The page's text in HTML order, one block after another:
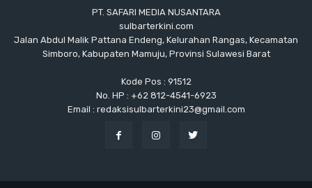
PT. SAFARI MEDIA NUSANTARA
sulbarterkini.com
Jalan Abdul Malik Pattana Endeng, Kelurahan Rangas, Kecamatan
Simboro, Kabupaten Mamuju, Provinsi Sulawesi Barat
Kode Pos : 91512
No. HP : +62 812-4541-6923
Email : redaksisulbarterkini23@gmail.com